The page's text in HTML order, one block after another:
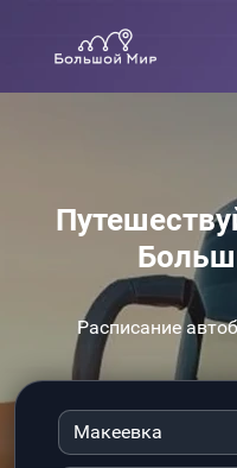
Расписание
Макеевка